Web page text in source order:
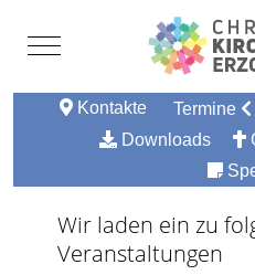
Mobile Menu Toggle
Kontakte Termine
Downloads
Wir laden ein zu
Veranstaltungen